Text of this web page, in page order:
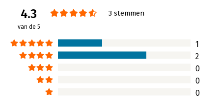
4.3
van de 5
3 stemmen
1
2
0
0
0